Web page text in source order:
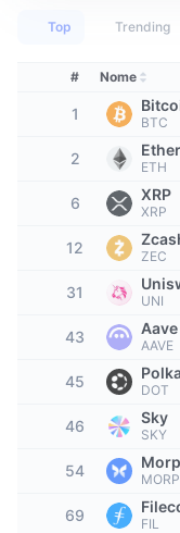
In arrivo
Nuove
Vincitori e
Sentiment
Classifica
Mercati di previsione
Indice di
Indice
Indicatori
Prezzi
Risorse
FAQ
Integrazioni AI
CMC Hub
Mercato
CMC MCP
CMC Launch
CMC Labs
CMC Max
Notizie
Bot Telegram
Pubblicizzare
Widget del
Impara
Top Trending
# Nome
1 BTC
2 ETH
6 XRP
XRP
12 ZEC
31 UNI
43 Aave
AAVE
45 DOT
46 Sky
SKY
54
69 FIL